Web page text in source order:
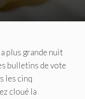
plus grande nuit
bulletins de vote
les cinq
cloué la